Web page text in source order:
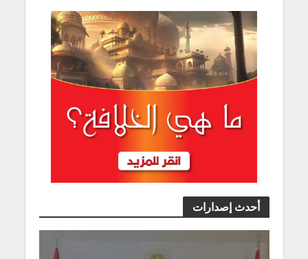
أحدث إصدارات